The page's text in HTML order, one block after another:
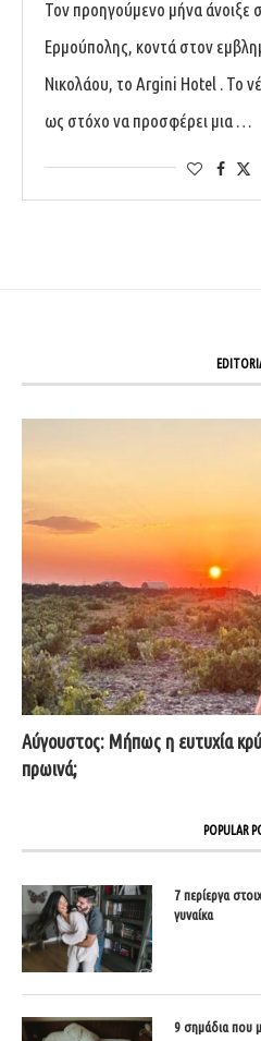
Τον προηγούμενο μήνα άνοιξε
Ερμούπολης, κοντά στον
Νικολάου, το Argini Hotel . Το
ως στόχο να προσφέρει μια …
Αύγουστος: Μήπως η ευτυχία
πρωινά;
POPULAR
7 περίεργα
γυναίκα
9 σημάδια που